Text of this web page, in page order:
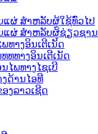
ແຜ່ ສຳຫລັບຜູ້ໃຊ້ທົ່ວໄປ
ແຜ່ ສຳຫລັບຜູ້ຊ່ຽວຊານ
ທາງອິນເຕີເນັດ
ທທາງອິນເຕີເນັດ
ໄພທາງໄຊເບີ
ດ້ານໄອທີ
ງລາວເຊີດ